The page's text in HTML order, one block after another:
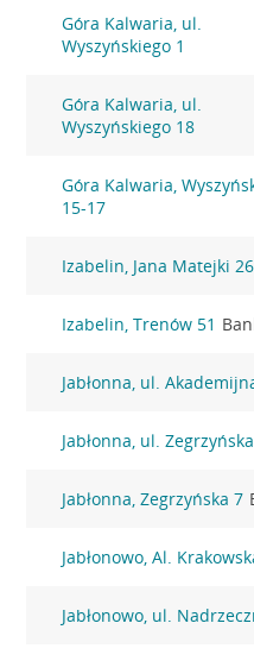
Góra Kalwaria, ul.
Wyszyńskiego 1
Góra Kalwaria, ul.
Wyszyńskiego 18
Góra Kalwaria,
15-17
Izabelin, Jana Matejki 26
Izabelin, Trenów 51
Jabłonna, ul.
Jabłonna, ul.
Jabłonna, Zegrzyńska 7
Jabłonowo, Al.
Jabłonowo, ul.